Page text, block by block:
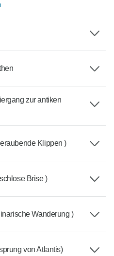
zur antiken
Klippen )
Brise )
Wanderung )
von Atlantis)